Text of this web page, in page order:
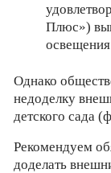
Плюс»)
освещения
Однако
недоделку
детского сада
Рекомендуем
доделать